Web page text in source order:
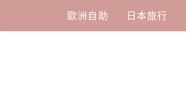
content
歐洲自助 日本旅行